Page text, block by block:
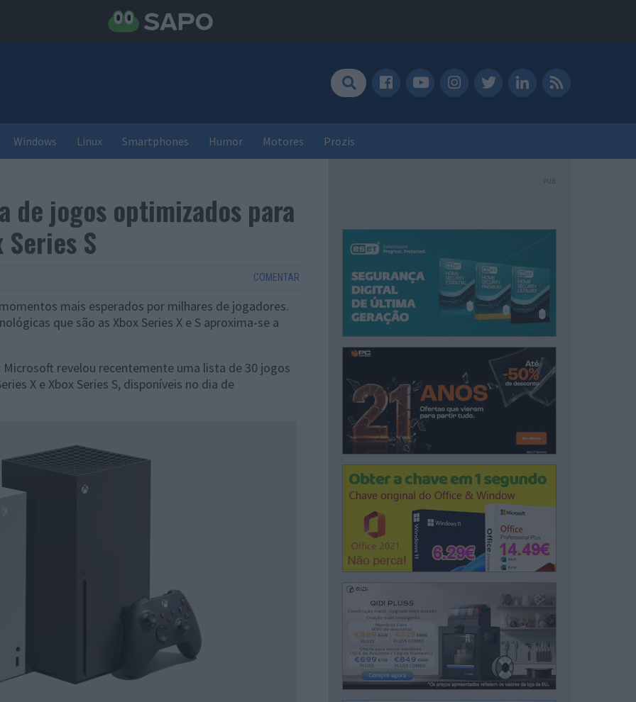
Windows Linux Smartphones Humor Motores Prozis
jogos optimizados para
Series S
COMENTAR
mais esperados por milhares de jogadores.
que são as Xbox Series X e S aproxima-se a
revelou recentemente uma lista de 30 jogos
X e Xbox Series S, disponíveis no dia de
PUB